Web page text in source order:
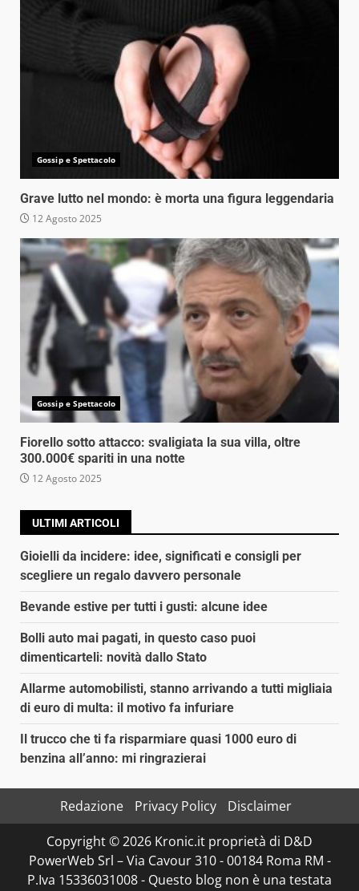
Gossip e Spettacolo
Grave lutto nel mondo: è morta una figura leggendaria
12 Agosto 2025
Gossip e Spettacolo
Fiorello sotto attacco: svaligiata la sua villa, oltre
300.000€ spariti in una notte
12 Agosto 2025
ULTIMI ARTICOLI
Gioielli da incidere: idee, significati e consigli per
scegliere un regalo davvero personale
Bevande estive per tutti i gusti: alcune idee
Bolli auto mai pagati, in questo caso puoi
dimenticarteli: novità dallo Stato
Allarme automobilisti, stanno arrivando a tutti migliaia
di euro di multa: il motivo fa infuriare
Il trucco che ti fa risparmiare quasi 1000 euro di
benzina all’anno: mi ringrazierai
Redazione Privacy Policy
Disclaimer
Copyright © 2026 Kronic.it proprietà di D&D
PowerWeb Srl – Via Cavour 310 - 00184 Roma RM -
P.Iva 15336031008 - Questo blog non è una testata